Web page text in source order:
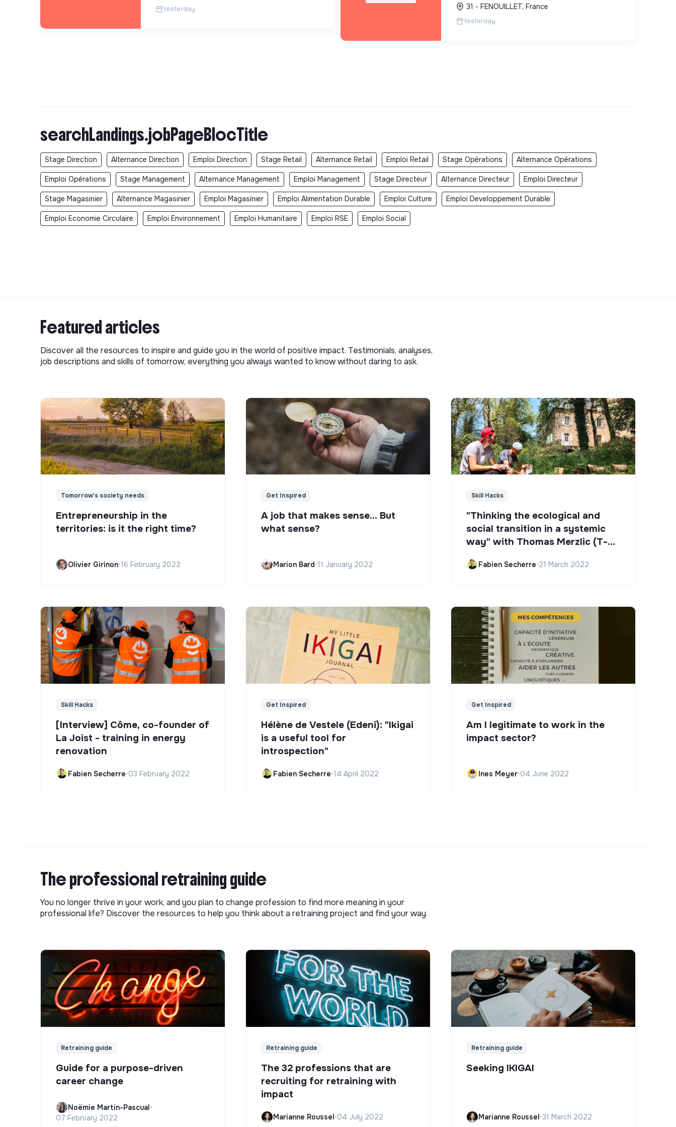
Yesterday
transition écologique avec son Labe...
31 - FENOUILLET, France
Yesterday
searchLandings.jobPageBlocTitle
Stage Direction Alternance Direction Emploi Direction Stage Retail Alternance Retail Emploi Retail Stage Opérations Alternance Opérations
Emploi Opérations Stage Management Alternance Management Emploi Management Stage Directeur Alternance Directeur Emploi Directeur
Stage Magasinier Alternance Magasinier Emploi Magasinier Emploi Alimentation Durable Emploi Culture Emploi Developpement Durable
Emploi Economie Circulaire Emploi Environnement Emploi Humanitaire Emploi RSE Emploi Social
Featured articles
Discover all the resources to inspire and guide you in the world of positive impact. Testimonials, analyses,
job descriptions and skills of tomorrow, everything you always wanted to know without daring to ask.
Tomorrow's society needs
Entrepreneurship in the
territories: is it the right time?
Olivier Girinon•16 February 2022
Get Inspired
A job that makes sense... But
what sense?
Marion Bard•11 January 2022
Skill Hacks
"Thinking the ecological and
social transition in a systemic
way" with Thomas Merzlic (T-
Fabien Secherre•21 March 2022
Skill Hacks
[Interview] Côme, co-founder of
La Joist - training in energy
renovation
Fabien Secherre•03 February 2022
Get Inspired
Hélène de Vestele (Edeni): "Ikigai
is a useful tool for
introspection"
Fabien Secherre•14 April 2022
Get Inspired
Am I legitimate to work in the
impact sector?
Ines Meyer•04 June 2022
The professional retraining guide
You no longer thrive in your work, and you plan to change profession to find more meaning in your
professional life? Discover the resources to help you think about a retraining project and find your way.
Retraining guide
Guide for a purpose-driven
career change
Noëmie Martin-Pascual•
07 February 2022
Retraining guide
The 32 professions that are
recruiting for retraining with
impact
Marianne Roussel•04 July 2022
Retraining guide
Seeking IKIGAI
Marianne Roussel•31 March 2022